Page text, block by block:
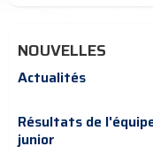
NOUVELLES
Actualités
Résultats de
junior